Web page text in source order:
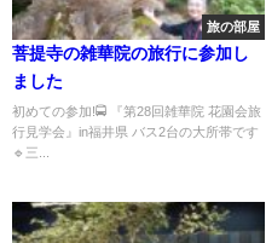
旅の部屋
菩提寺の雑華院の旅行に参加し
ました
初めての参加!🚍 『第28回雑華院 花園会旅
行見学会』in福井県 バス2台の大所帯です
🔹️三...